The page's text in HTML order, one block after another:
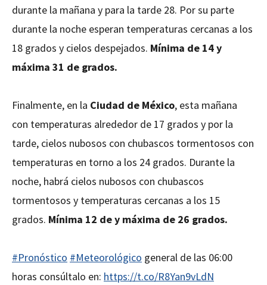
durante la mañana y para la tarde 28. Por su parte
durante la noche esperan temperaturas cercanas a los
18 grados y cielos despejados. Mínima de 14 y
máxima 31 de grados.
Finalmente, en la Ciudad de México, esta mañana
con temperaturas alrededor de 17 grados y por la
tarde, cielos nubosos con chubascos tormentosos con
temperaturas en torno a los 24 grados. Durante la
noche, habrá cielos nubosos con chubascos
tormentosos y temperaturas cercanas a los 15
grados. Mínima 12 de y máxima de 26 grados.
#Pronóstico #Meteorológico general de las 06:00
horas consúltalo en: https://t.co/R8Yan9vLdN